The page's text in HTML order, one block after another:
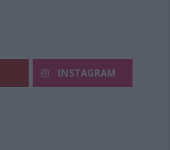
INSTAGRAM